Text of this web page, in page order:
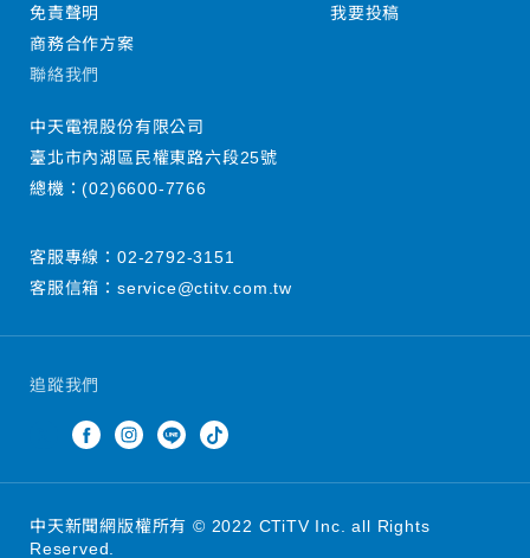
追蹤我們
免責聲明
商務合作方案
我要投稿
聯絡我們
中天電視股份有限公司
臺北市內湖區民權東路六段25號
總機：(02)6600-7766
客服專線： 02-2792-3151
客服信箱： service@ctitv.com.tw
中天新聞網版權所有 © 2022 CTiTV Inc. all Rights
Reserved.